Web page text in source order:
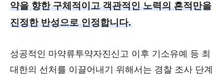
약을 향한 구체적이고 객관적인 노력의 흔적만을
진정한 반성으로 인정합니다.
성공적인 마약류투약자진신고 이후 기소유예 등 최
대한의 선처를 이끌어내기 위해서는 경찰 조사 단계